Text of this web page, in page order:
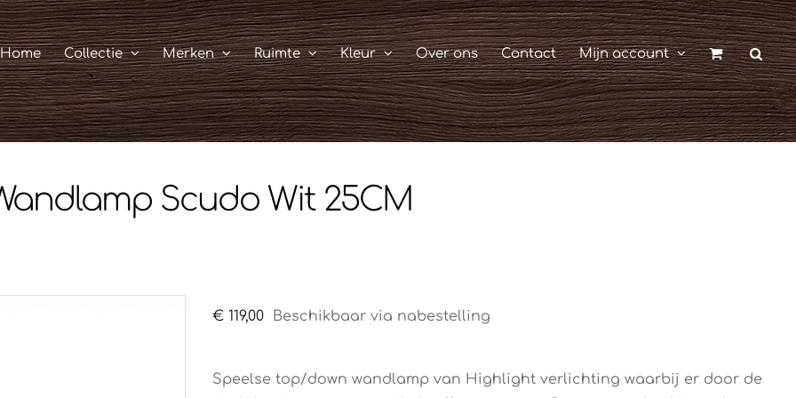
Home Collectie Merken Ruimte Kleur Over ons Contact Mijn account
Scudo Wit 25CM
€ 119,00 Beschikbaar via nabestelling
Speelse top/down wandlamp van Highlight verlichting waarbij er door de